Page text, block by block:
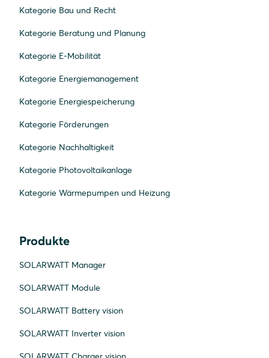
Kategorie Bau und Recht
Kategorie Beratung und Planung
Kategorie E-Mobilität
Kategorie Energiemanagement
Kategorie Energiespeicherung
Kategorie Förderungen
Kategorie Nachhaltigkeit
Kategorie Photovoltaikanlage
Kategorie Wärmepumpen und Heizung
Produkte
SOLARWATT Manager
SOLARWATT Module
SOLARWATT Battery vision
SOLARWATT Inverter vision